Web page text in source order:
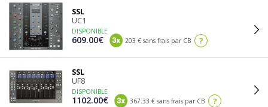
SSL
UC1
DISPONIBLE
609.00€ 203 € sans frais par CB ?
SSL
UF8
DISPONIBLE
1102.00€ 367.33 € sans frais par CB ?